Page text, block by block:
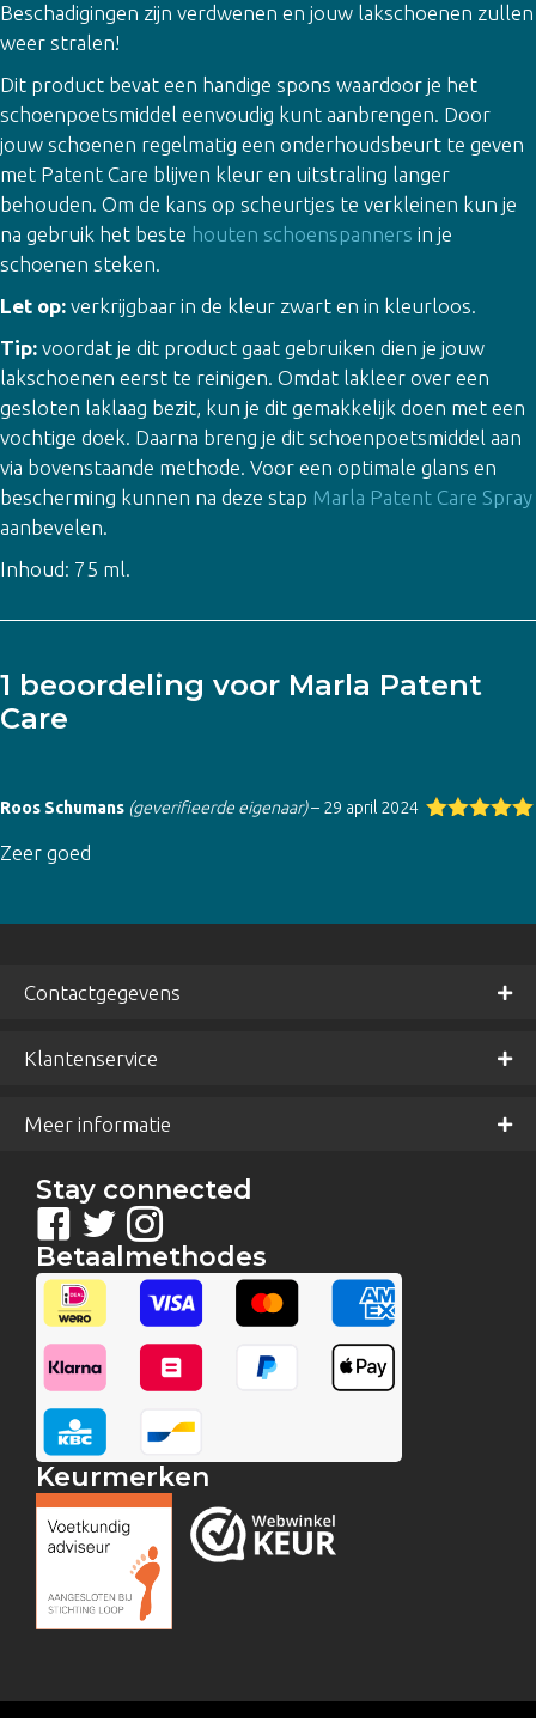
Beschadigingen zijn verdwenen en jouw lakschoenen zullen
weer stralen!
Dit product bevat een handige spons waardoor je het
schoenpoetsmiddel eenvoudig kunt aanbrengen. Door
jouw schoenen regelmatig een onderhoudsbeurt te geven
met Patent Care blijven kleur en uitstraling langer
behouden. Om de kans op scheurtjes te verkleinen kun je
na gebruik het beste houten schoenspanners in je
schoenen steken.
Let op: verkrijgbaar in de kleur zwart en in kleurloos.
Tip: voordat je dit product gaat gebruiken dien je jouw
lakschoenen eerst te reinigen. Omdat lakleer over een
gesloten laklaag bezit, kun je dit gemakkelijk doen met een
vochtige doek. Daarna breng je dit schoenpoetsmiddel aan
via bovenstaande methode. Voor een optimale glans en
bescherming kunnen na deze stap Marla Patent Care Spray
aanbevelen.
Inhoud: 75 ml.
1 beoordeling voor Marla Patent
Care
Roos Schumans (geverifieerde eigenaar)– 29 april 2024
Zeer goed
Contactgegevens
Klantenservice
Meer informatie
Stay connected
Betaalmethodes
Keurmerken